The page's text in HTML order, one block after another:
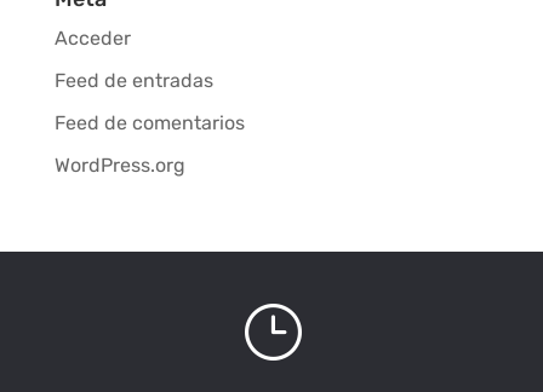
Acceder
Feed de entradas
Feed de comentarios
WordPress.org
}